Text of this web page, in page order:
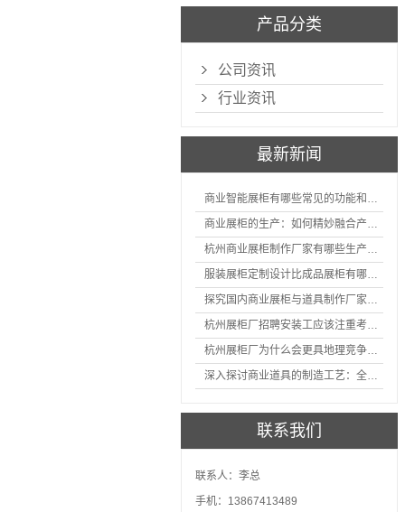
产品分类
公司资讯
行业资讯
最新新闻
商业智能展柜有哪些常见的功能和神奇之处
商业展柜的生产：如何精妙融合产品特性的艺术探索
杭州商业展柜制作厂家有哪些生产的优势？
服装展柜定制设计比成品展柜有哪些优势
探究国内商业展柜与道具制作厂家的技术实力如何
杭州展柜厂招聘安装工应该注重考核哪些方面技能
杭州展柜厂为什么会更具地理竞争优势？
深入探讨商业道具的制造工艺：全面分析从设计到维护的各个环节。
联系我们
联系人：李总
手机：13867413489